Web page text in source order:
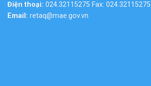
Điện thoại: 024.32115275 Fax: 024.32115275
Email: retaq@mae.gov.vn